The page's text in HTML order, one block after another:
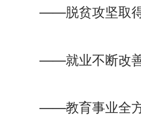
——脱贫攻坚取得
——就业不断改
——教育事业全方